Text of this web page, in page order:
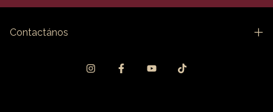
Contactános